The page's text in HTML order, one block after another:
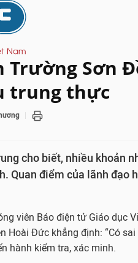
Trường Sơn
trung thực
cho biết, nhiều khoản
Quan điểm của lãnh đạo
viên Báo điện tử Giáo dục
Hoài Đức khẳng định: “Có
hành kiểm tra, xác minh.